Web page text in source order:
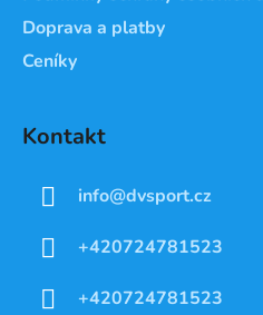
Doprava a platby
Ceníky
Kontakt
info@dvsport.cz
+420724781523
+420724781523